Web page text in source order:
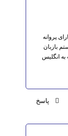
پروانه
ام۔متولد۵۲هستم بازبان
به انگلیس
پاسخ